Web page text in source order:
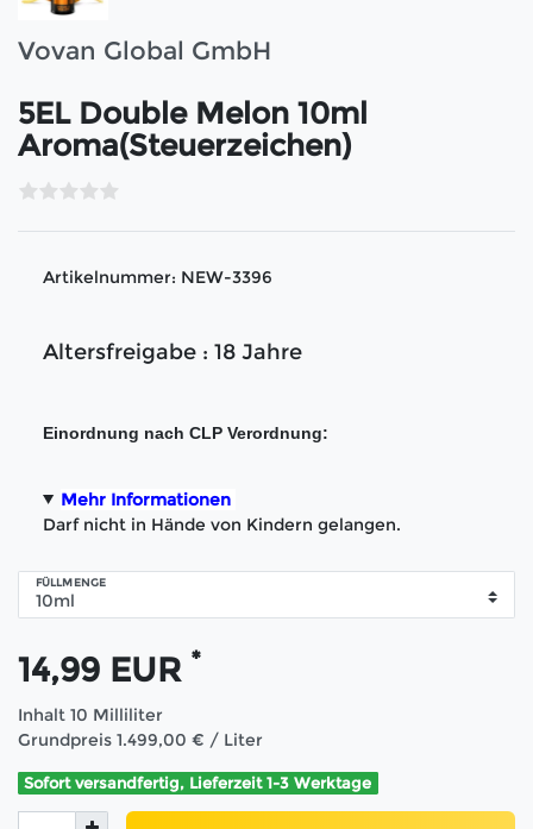
Vovan Global GmbH
5EL Double Melon 10ml
Aroma(Steuerzeichen)
Artikelnummer: NEW-3396
Altersfreigabe : 18 Jahre
Einordnung nach CLP Verordnung:
Mehr Informationen
Darf nicht in Hände von Kindern gelangen.
FÜLLMENGE
14,99 EUR *
Inhalt 10 Milliliter
Grundpreis 1.499,00 € / Liter
Sofort versandfertig, Lieferzeit 1-3 Werktage